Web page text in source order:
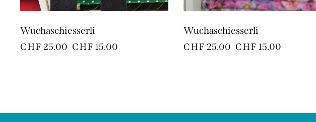
Wuchaschiesserli
CHF 25.00 CHF 15.00
Wuchaschiesserli
CHF 25.00 CHF 15.00